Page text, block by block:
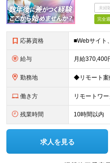
未経
完全
応募資格
給与
勤務地
働き方 リモートワ
残業時間 10時間以内
求人を見る